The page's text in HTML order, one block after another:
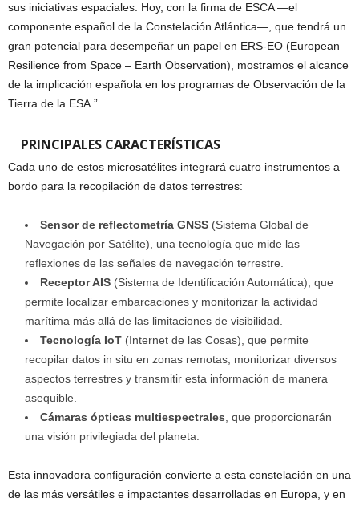
sus iniciativas espaciales. Hoy, con la firma de ESCA —el
componente español de la Constelación Atlántica—, que tendrá un
gran potencial para desempeñar un papel en ERS-EO (European
Resilience from Space – Earth Observation), mostramos el alcance
de la implicación española en los programas de Observación de la
Tierra de la ESA.”
PRINCIPALES CARACTERÍSTICAS
Cada uno de estos microsatélites integrará cuatro instrumentos a
bordo para la recopilación de datos terrestres:
Sensor de reflectometría GNSS (Sistema Global de
Navegación por Satélite), una tecnología que mide las
reflexiones de las señales de navegación terrestre.
Receptor AIS (Sistema de Identificación Automática), que
permite localizar embarcaciones y monitorizar la actividad
marítima más allá de las limitaciones de visibilidad.
Tecnología IoT (Internet de las Cosas), que permite
recopilar datos in situ en zonas remotas, monitorizar diversos
aspectos terrestres y transmitir esta información de manera
asequible.
Cámaras ópticas multiespectrales, que proporcionarán
una visión privilegiada del planeta.
Esta innovadora configuración convierte a esta constelación en una
de las más versátiles e impactantes desarrolladas en Europa, y en